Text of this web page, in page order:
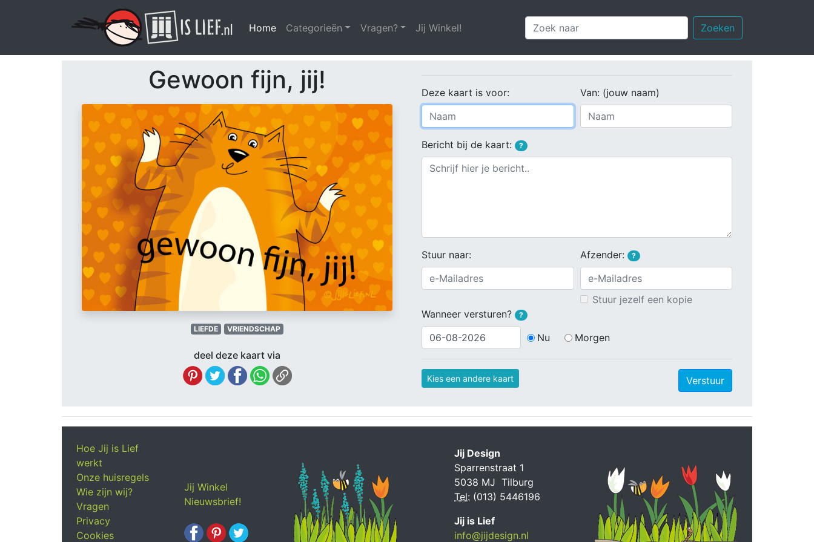
Home (huidige)
Categorieën Vragen? Jij Winkel! Zoeken
Gewoon fijn, jij!
LIEFDE VRIENDSCHAP
deel deze kaart via
Deze kaart is voor: Van: (jouw naam)
Bericht bij de kaart: ?
Stuur naar: Afzender: ?
Stuur jezelf een kopie
Wanneer versturen?
?
Nu Morgen
Kies een andere kaart Verstuur
Hoe Jij is Lief
werkt
Onze huisregels
Wie zijn wij?
Vragen
Privacy
Cookies
Jij Winkel
Nieuwsbrief!
Jij Design
Sparrenstraat 1
5038 MJ Tilburg
Tel: (013) 5446196
Jij is Lief
info@jijdesign.nl